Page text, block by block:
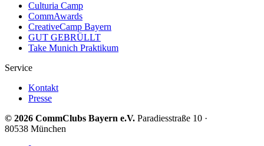
Culturia Camp
CommAwards
CreativeCamp Bayern
GUT GEBRÜLLT
Take Munich Praktikum
Service
Kontakt
Presse
© 2026 CommClubs Bayern e.V. Paradiesstraße 10 ·
80538 München